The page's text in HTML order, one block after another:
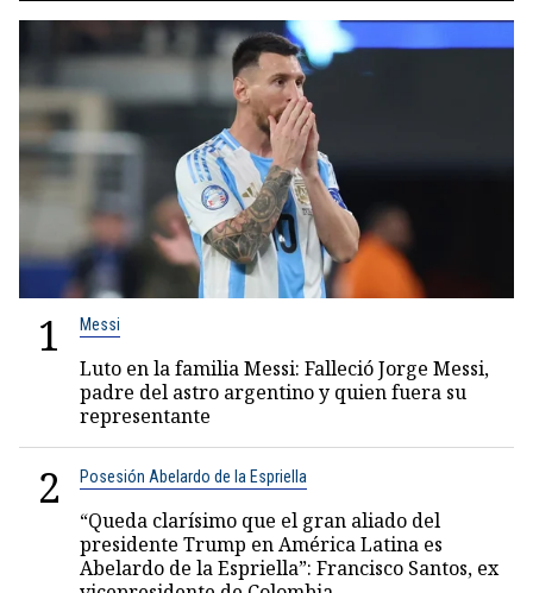
1 Messi
Luto en la familia Messi: Falleció Jorge Messi,
padre del astro argentino y quien fuera su
representante
2 Posesión Abelardo de la Espriella
“Queda clarísimo que el gran aliado del
presidente Trump en América Latina es
Abelardo de la Espriella”: Francisco Santos, ex